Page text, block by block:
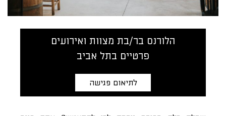
הלורנס בר/בת מצוות ואירועים
פרטיים בתל אביב
לתיאום פגישה